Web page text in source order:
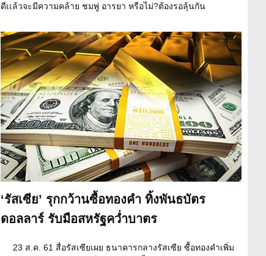
ดีเเล้วจะมีความคล้าย ชมพู่ อารยา หรือไม่?ต้องรอลุ้นกัน
‘รัสเซีย’ รุกกว้านซื้อทองคำ ทิ้งพันธบัตร
ดอลลาร์ รับมือสหรัฐคว่ำบาตร
23 ส.ค. 61 สื่อรัสเซียเผย ธนาคารกลางรัสเซีย ซื้อทองคำเพิ่ม